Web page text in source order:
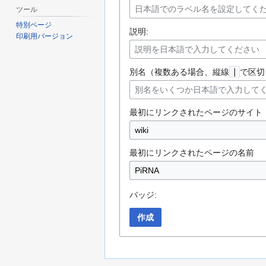
説明:
別名（複数ある場合、縦線 で区
最初にリンクされたページのサイト
最初にリンクされたページの名前
バッジ:
作成
ツール
特別ページ
印刷用バージョン